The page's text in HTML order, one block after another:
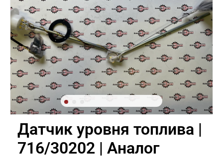
Датчик уровня топлива |
716/30202 | Аналог